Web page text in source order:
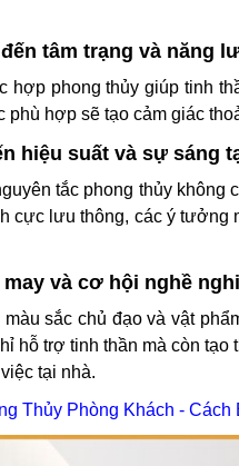
tâm trạng và năng
hợp phong thủy giúp tinh
phù hợp sẽ tạo cảm giác
hiệu suất và sự sáng
tắc phong thủy không
cực lưu thông, các ý tưởng
may và cơ hội nghề
sắc chủ đạo và vật
hỗ trợ tinh thần mà còn
tại nhà.
Thủy Phòng Khách - Cách